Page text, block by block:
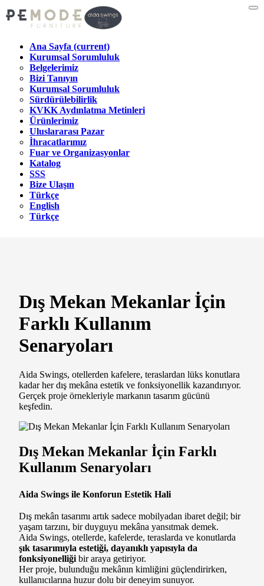
Ana Sayfa (current)
Kurumsal Sorumluluk
Belgelerimiz
Bizi Tanıyın
Kurumsal Sorumluluk
Sürdürülebilirlik
KVKK Aydınlatma Metinleri
Ürünlerimiz
Uluslararası Pazar
İhracatlarımız
Fuar ve Organizasyonlar
Katalog
SSS
Bize Ulaşın
Türkçe
English
Türkçe
Dış Mekan Mekanlar İçin
Farklı Kullanım
Senaryoları
Aida Swings, otellerden kafelere, teraslardan lüks konutlara
kadar her dış mekâna estetik ve fonksiyonellik kazandırıyor.
Gerçek proje örnekleriyle markanın tasarım gücünü
keşfedin.
Dış Mekan Mekanlar İçin Farklı
Kullanım Senaryoları
Aida Swings ile Konforun Estetik Hali
Dış mekân tasarımı artık sadece mobilyadan ibaret değil; bir
yaşam tarzını, bir duyguyu mekâna yansıtmak demek.
Aida Swings, otellerde, kafelerde, teraslarda ve konutlarda
şık tasarımıyla estetiği, dayanıklı yapısıyla da
fonksiyonelliğibir araya getiriyor.
Her proje, bulunduğu mekânın kimliğini güçlendirirken,
kullanıcılarına huzur dolu bir deneyim sunuyor.